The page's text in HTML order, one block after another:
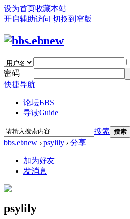
设为首页收藏本站
开启辅助访问 切换到窄版
密码
快捷导航
论坛BBS
导读Guide
搜索 搜索
bbs.ebnew › psylily › 分享
加为好友
发消息
psylily